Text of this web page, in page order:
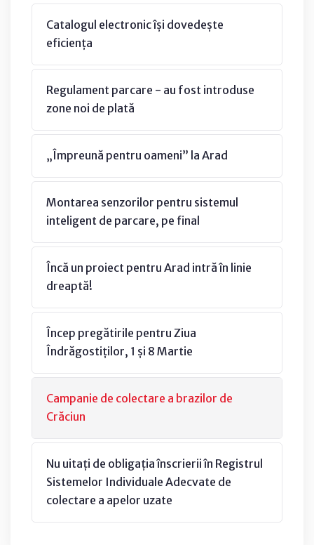
Catalogul electronic își dovedește
eficiența
Regulament parcare - au fost introduse
zone noi de plată
„Împreună pentru oameni” la Arad
Montarea senzorilor pentru sistemul
inteligent de parcare, pe final
Încă un proiect pentru Arad intră în linie
dreaptă!
Încep pregătirile pentru Ziua
Îndrăgostiților, 1 și 8 Martie
Campanie de colectare a brazilor de
Crăciun
Nu uitați de obligația înscrierii în Registrul
Sistemelor Individuale Adecvate de
colectare a apelor uzate